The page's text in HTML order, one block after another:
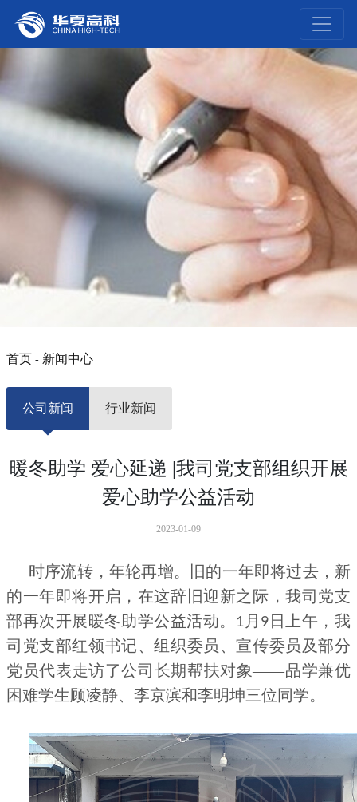
首页 - 新闻中心
公司新闻 行业新闻
暖冬助学 爱心延递 |我司党支部组织开展
爱心助学公益活动
2023-01-09
时序流转，年轮再增。旧的一年即将过去，新
的一年即将开启，在这辞旧迎新之际，我司党支
部再次开展暖冬助学公益活动。
1 月 9 日上午，我
司党支部红领书记、组织委员、宣传委员及部分
党员代表走访了公司长期帮扶对象——品学兼优
困难学生顾凌静、李京滨和李明坤三位同学。